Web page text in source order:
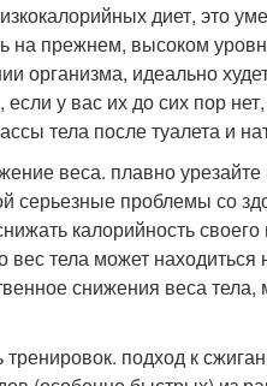
диет, это
на прежнем, высоком
организма, идеально
у вас их до сих пор
тела после туалета и
веса. плавно
серьезные проблемы со
калорийность
вес тела может
снижения веса
тренировок. подход к